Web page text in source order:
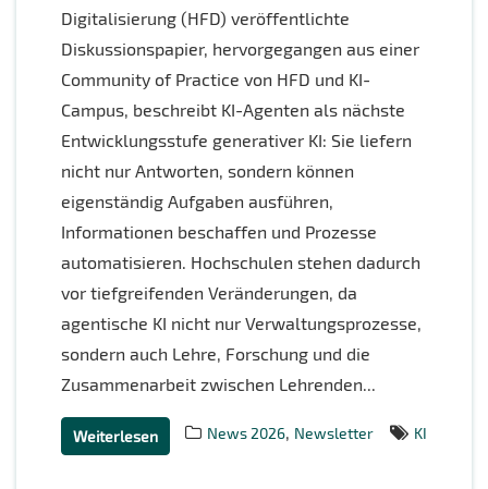
Digitalisierung (HFD) veröffentlichte
Diskussionspapier, hervorgegangen aus einer
Community of Practice von HFD und KI-
Campus, beschreibt KI-Agenten als nächste
Entwicklungsstufe generativer KI: Sie liefern
nicht nur Antworten, sondern können
eigenständig Aufgaben ausführen,
Informationen beschaffen und Prozesse
automatisieren. Hochschulen stehen dadurch
vor tiefgreifenden Veränderungen, da
agentische KI nicht nur Verwaltungsprozesse,
sondern auch Lehre, Forschung und die
Zusammenarbeit zwischen Lehrenden...
News 2026, Newsletter KI
Weiterlesen